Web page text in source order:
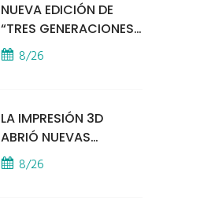
SEGURIDAD
NUEVA EDICIÓN DE
“TRES GENERACIONES
CANTAN”
8/26
LA IMPRESIÓN 3D
ABRIÓ NUEVAS
PUERTAS AL
APRENDIZAJE Y LA
8/26